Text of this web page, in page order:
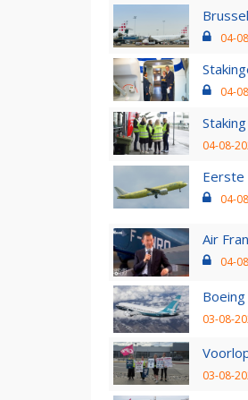
04-
04-
04-08-
Eerste
04-
Air
04-
03-08-
03-08-